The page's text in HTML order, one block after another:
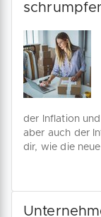
der Inflation
aber auch der
dir, wie die